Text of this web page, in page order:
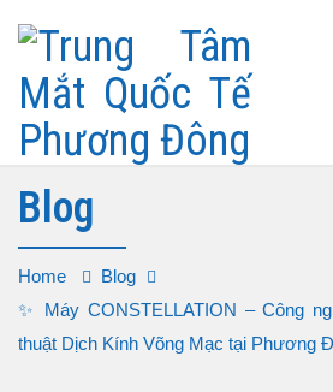
Blog
Home
Blog
✨ Máy CONSTELLATION – Công
thuật Dịch Kính Võng Mạc tại Phương